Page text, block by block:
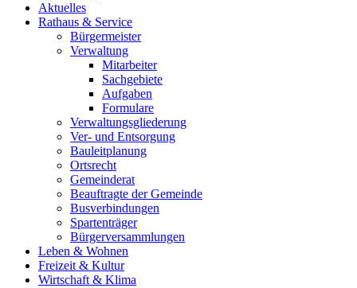
Aktuelles
Rathaus & Service
Bürgermeister
Verwaltung
Mitarbeiter
Sachgebiete
Aufgaben
Formulare
Verwaltungsgliederung
Ver- und Entsorgung
Bauleitplanung
Ortsrecht
Gemeinderat
Beauftragte der Gemeinde
Busverbindungen
Spartenträger
Bürgerversammlungen
Leben & Wohnen
Freizeit & Kultur
Wirtschaft & Klima